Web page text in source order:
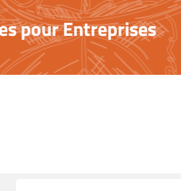
pour Entreprises